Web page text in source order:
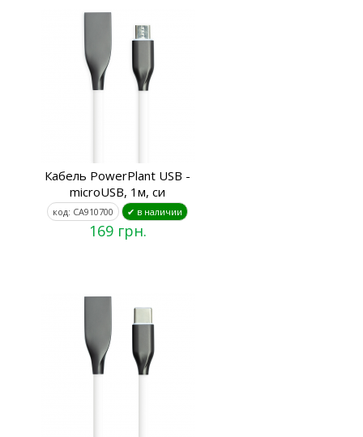
Кабель PowerPlant USB -
microUSB, 1м, си
код: CA910700 ✔ в наличии
169 грн.